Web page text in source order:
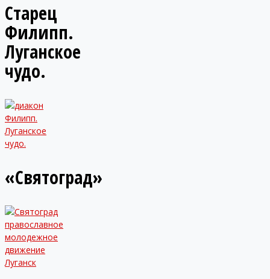
Старец
Филипп.
Луганское
чудо.
«Святоград»